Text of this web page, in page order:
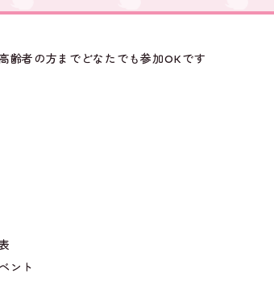
齢者の方までどなたでも参加OKです
ント